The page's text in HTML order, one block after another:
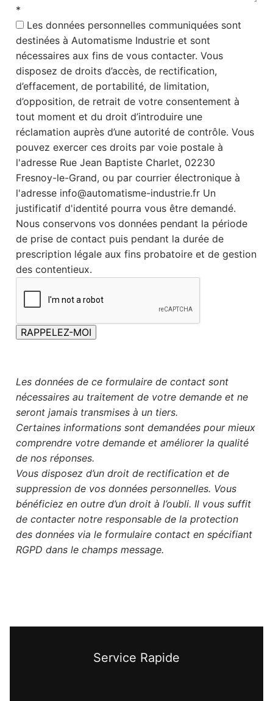
*
Les données personnelles communiquées sont
destinées à Automatisme Industrie et sont
nécessaires aux fins de vous contacter. Vous
disposez de droits d’accès, de rectification,
d’effacement, de portabilité, de limitation,
d’opposition, de retrait de votre consentement à
tout moment et du droit d’introduire une
réclamation auprès d’une autorité de contrôle. Vous
pouvez exercer ces droits par voie postale à
l'adresse Rue Jean Baptiste Charlet, 02230
Fresnoy-le-Grand, ou par courrier électronique à
l'adresse info@automatisme-industrie.fr Un
justificatif d'identité pourra vous être demandé.
Nous conservons vos données pendant la période
de prise de contact puis pendant la durée de
prescription légale aux fins probatoire et de gestion
des contentieux.
RAPPELEZ-MOI
Les données de ce formulaire de contact sont
nécessaires au traitement de votre demande et ne
seront jamais transmises à un tiers.
Certaines informations sont demandées pour mieux
comprendre votre demande et améliorer la qualité
de nos réponses.
Vous disposez d’un droit de rectification et de
suppression de vos données personnelles. Vous
bénéficiez en outre d’un droit à l’oubli. Il vous suffit
de contacter notre responsable de la protection
des données via le formulaire contact en spécifiant
RGPD dans le champs message.
Service Rapide